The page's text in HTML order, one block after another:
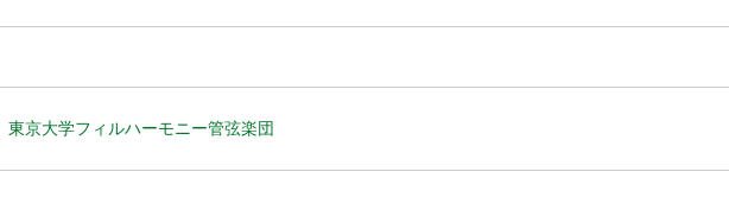
東京大学フィルハーモニー管弦楽団